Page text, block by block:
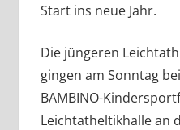
Start ins neue Jahr.
Die jüngeren
gingen am Sonntag
BAMBINO-
Leichtatheltikhalle an